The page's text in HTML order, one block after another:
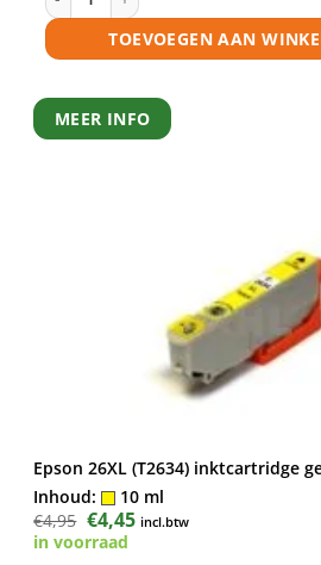
TOEVOEGEN AAN
MEER INFO
Epson 26XL (T2634) inktcartridge
Inhoud:
10 ml
€4,95 Oorspronkelijke
prijs
was:
€4,45Huidige
prijs
incl.btw
in voorraad